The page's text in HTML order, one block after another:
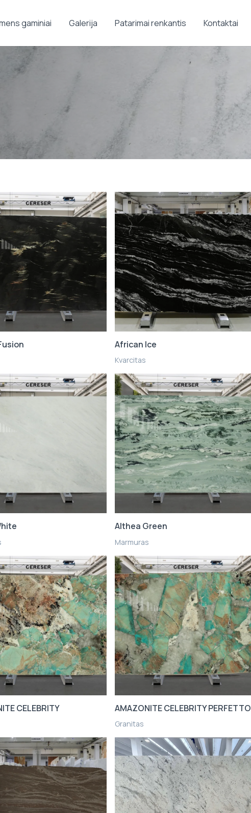
gaminiai Galerija Patarimai renkantis Kontaktai
African Ice
Kvarcitas
Althea Green
Marmuras
CELEBRITY AMAZONITE CELEBRITY PERFETTO
Granitas